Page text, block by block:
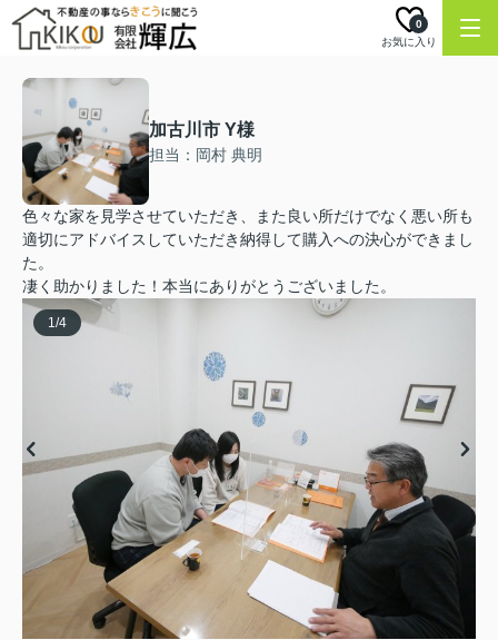
お気に入り
0
加古川市 Y様
担当：岡村 典明
色々な家を見学させていただき、また良い所だけでなく悪い所も
適切にアドバイスしていただき納得して購入への決心ができまし
た。
凄く助かりました！本当にありがとうございました。
1/4